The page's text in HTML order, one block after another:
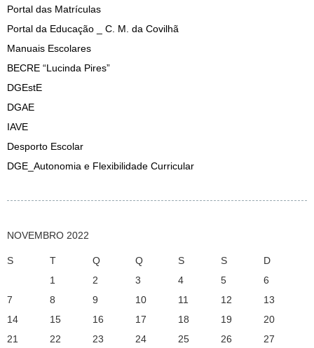
Portal das Matrículas
Portal da Educação _ C. M. da Covilhã
Manuais Escolares
BECRE “Lucinda Pires”
DGEstE
DGAE
IAVE
Desporto Escolar
DGE_Autonomia e Flexibilidade Curricular
NOVEMBRO 2022
S T Q Q S S
D
1
2 3 4 5
6
7
8 9 10 11 12
13
14
15 16 17 18 19
20
21
22 23 24 25 26
27